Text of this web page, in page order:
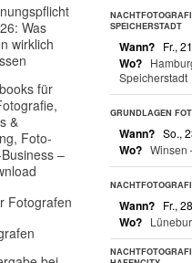
Was
wirklich
für
&
Foto-
–
Fotografen
SPEICHERSTADT
Wann? Fr.,
Wo?
Speicherstadt
GRUNDLAGEN
Wann? So.,
Wo? Winsen
Wann? Fr.,
Wo?